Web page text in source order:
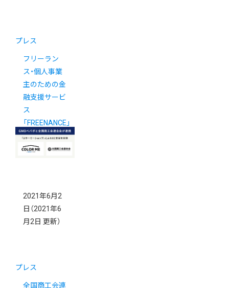
プレス
フリーラン
ス・個人事業
主のための金
融支援サービ
ス
「FREENANCE」
と連携を開始
しました
2021年6月2
日 （2021年6
月2日 更新）
プレス
全国商工会連